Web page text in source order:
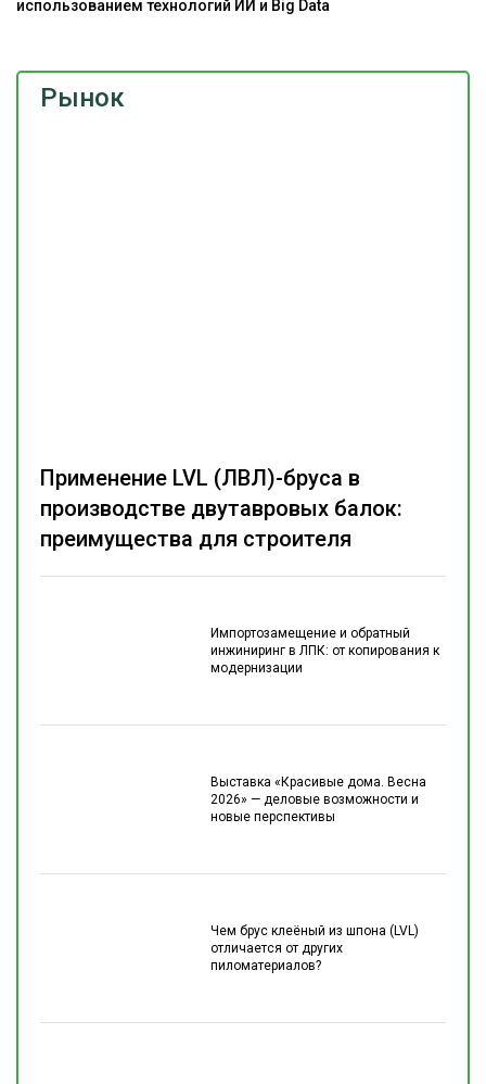
Рынок
Импортозамещение и обратный
инжиниринг в ЛПК: от копирования к
модернизации
Выставка «Красивые дома. Весна
2026» — деловые возможности и
новые перспективы
Чем брус клеёный из шпона (LVL)
отличается от других
пиломатериалов?
Применение LVL (ЛВЛ)-бруса в
производстве двутавровых балок:
преимущества для строителя
использованием технологий ИИ и Big Data